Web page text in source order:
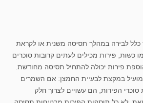
כלל לבירה במהלך תסיסה משנית או לקראת
כשות, פירות מכילים לעתים קרובות סוכרים
פירות יכולה להתחיל תסיסה מחודשת.
מועיל במקצת לבעיית החמצן: אם השמרים
הפירות, הם עשויים לצרוך חלק